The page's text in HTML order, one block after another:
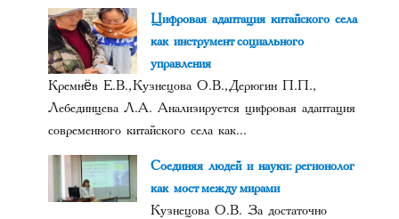
Цифровая адаптация китайского села
как инструмент социального
управления
Кремнёв Е.В., Кузнецова О.В., Дерюгин П.П.,
Лебединцева Л.А. Анализируется цифровая адаптация
современного китайского села как...
Соединяя людей и науки: регионолог
как мост между мирами
Кузнецова О.В. За достаточно